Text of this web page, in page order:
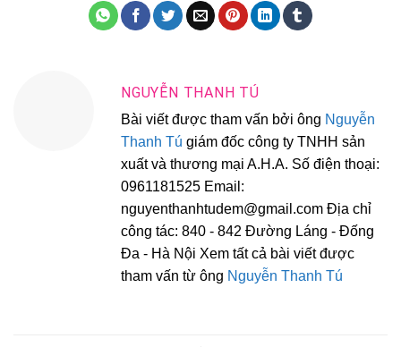
NGUYỄN THANH TÚ
Bài viết được tham vấn bởi ông Nguyễn
Thanh Tú giám đốc công ty TNHH sản
xuất và thương mại A.H.A. Số điện thoại:
0961181525 Email:
nguyenthanhtudem@gmail.com Địa chỉ
công tác: 840 - 842 Đường Láng - Đống
Đa - Hà Nội Xem tất cả bài viết được
tham vấn từ ông Nguyễn Thanh Tú